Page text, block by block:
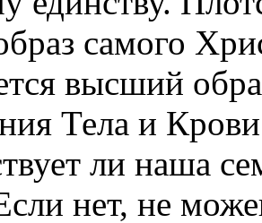
самого
высший
Тела и
ли наша
нет, не